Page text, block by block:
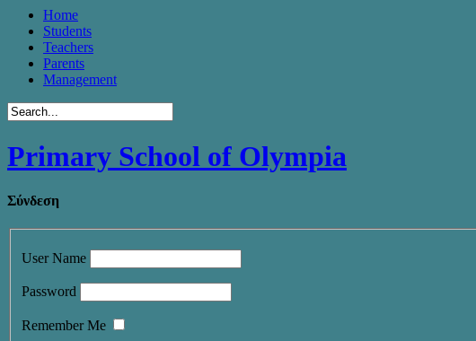
Home
Students
Teachers
Parents
Management
Primary School of Olympia
Σύνδεση
User Name
Password
Remember Me